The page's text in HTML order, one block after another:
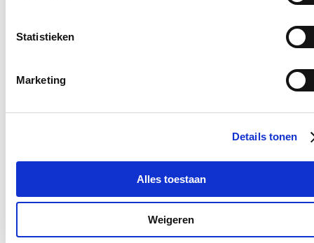
Statistieken
Marketing
Details tonen
Alles toestaan
Weigeren
bovenstaand e-mailadres.
Recordaantal West-Vlaamse scholen kiest voor Oog
voor Lekkers